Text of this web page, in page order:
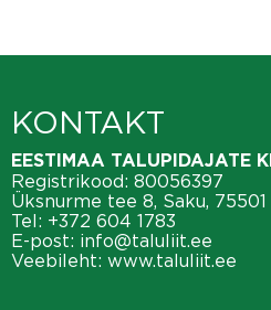
KONTAKT
EESTIMAA TALUPIDAJATE
Registrikood: 80056397
Üksnurme tee 8, Saku,
Tel: +372 604 1783
E-post: info@taluliit.ee
Veebileht: www.taluliit.ee